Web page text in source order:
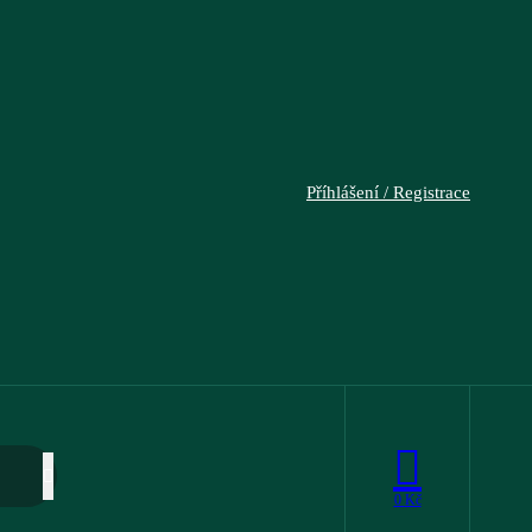
Příhlášení / Registrace
0 Kč